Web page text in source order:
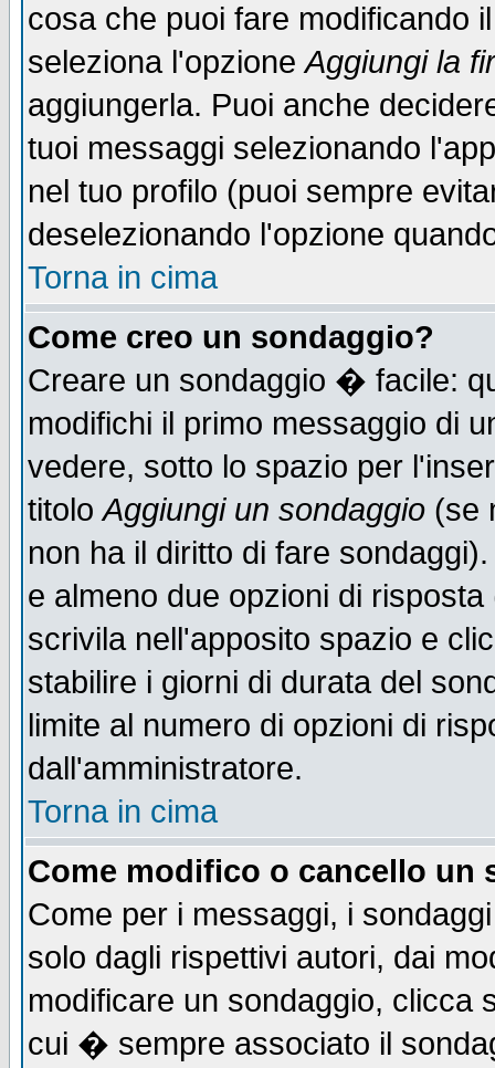
cosa che puoi fare modificando
seleziona l'opzioneAggiungi la
aggiungerla. Puoi anche
tuoi messaggi selezionando
nel tuo profilo (puoi sempre
deselezionando l'opzione
Torna in cima
Come creo un sondaggio?
Creare un sondaggio � facile:
modifichi il primo messaggio di
vedere, sotto lo spazio per
titoloAggiungi un sondaggio (se
non ha il diritto di fare
e almeno due opzioni di
scrivila nell'apposito spazio e
stabilire i giorni di durata del
limite al numero di opzioni di
dall'amministratore.
Torna in cima
Come modifico o cancello un
Come per i messaggi, i
solo dagli rispettivi autori, dai
modificare un sondaggio, clicca
cui � sempre associato il